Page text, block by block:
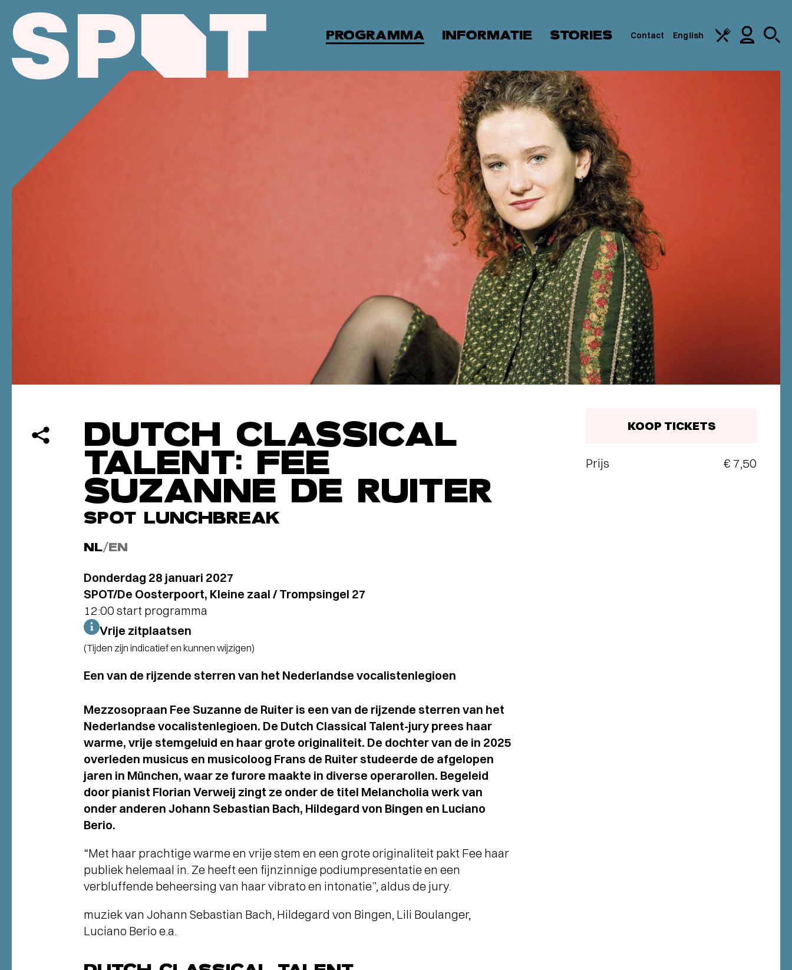
PROGRAMMA INFORMATIE STORIES Contact English
DUTCH CLASSICAL
TALENT: FEE
SUZANNE DE RUITER
SPOT LUNCHBREAK
NL/EN
Donderdag 28 januari 2027
SPOT/De Oosterpoort, Kleine zaal / Trompsingel 27
12:00 start programma
Vrije zitplaatsen
(Tijden zijn indicatief en kunnen wijzigen)
Een van de rijzende sterren van het Nederlandse vocalistenlegioen
Mezzosopraan Fee Suzanne de Ruiter is een van de rijzende sterren van het
Nederlandse vocalistenlegioen. De Dutch Classical Talent-jury prees haar
warme, vrije stemgeluid en haar grote originaliteit. De dochter van de in 2025
overleden musicus en musicoloog Frans de Ruiter studeerde de afgelopen
jaren in München, waar ze furore maakte in diverse operarollen. Begeleid
door pianist Florian Verweij zingt ze onder de titel Melancholia werk van
onder anderen Johann Sebastian Bach, Hildegard von Bingen en Luciano
Berio.
“Met haar prachtige warme en vrije stem en een grote originaliteit pakt Fee haar
publiek helemaal in. Ze heeft een fijnzinnige podiumpresentatie en een
verbluffende beheersing van haar vibrato en intonatie”, aldus de jury.
muziek van Johann Sebastian Bach, Hildegard von Bingen, Lili Boulanger,
Luciano Berio e.a.
KOOP TICKETS
Prijs € 7,50